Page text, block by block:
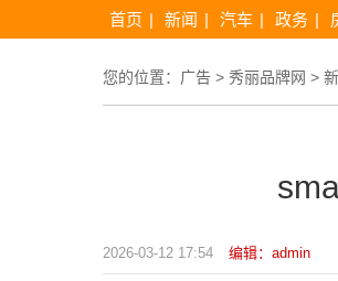
首页 | 新闻 | 汽车 | 政务 |
您的位置： 广告 > 秀丽品牌网 >
2026-03-12 17:54 编辑：admin